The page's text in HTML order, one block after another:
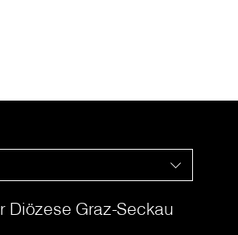
Diözese Graz-Seckau